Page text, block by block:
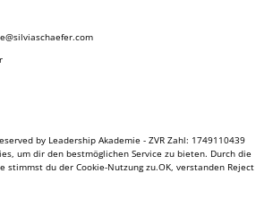
by Leadership Akademie - ZVR Zahl: 1749110439
um dir den bestmöglichen Service zu bieten. Durch die
stimmst du der Cookie-Nutzung zu.OK, verstanden Reject